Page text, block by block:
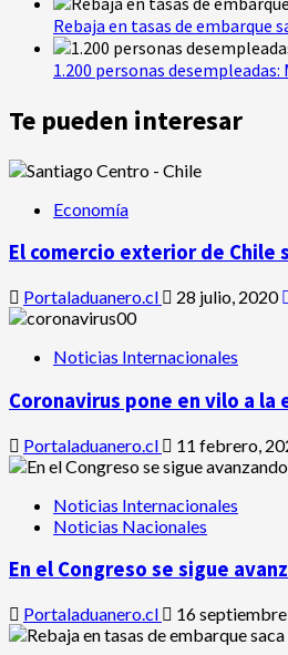
Rebaja en tasas de embarque
1.200 personas
Te pueden interesar
Economía
El comercio exterior de Chile
Portaladuanero.cl 28 julio, 2020
Noticias Internacionales
Coronavirus pone en vilo a la
Portaladuanero.cl 11 febrero,
Noticias Internacionales
Noticias Nacionales
En el Congreso se sigue
Portaladuanero.cl 16